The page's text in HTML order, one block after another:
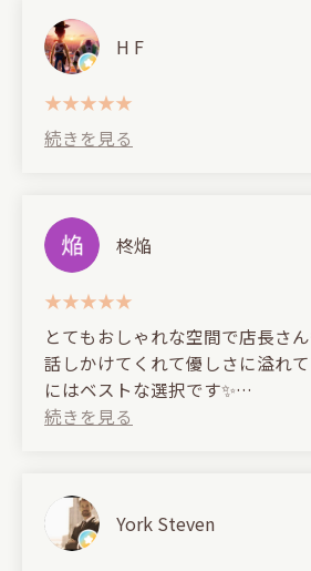
I dropped in late at night.
many people know about it, but
writing a review.
APA Hotel. There's a sign, so
find it easily. Climb the stairs to
and you'll find a shady door.
a super chill space.
They have a wide selection of
long line of bottles on the
while browsing. They also have a
This time I tried Hennessy,
Daiyome.
If you're only interested in the
fine, but if you're looking for
recommend it. There are plenty
Shibuya.
I suddenly remembered so I am
I visited on the recommendation
I ordered two shishas.
One of them had watermelon in
When I visited, I heard that
delicious shisha only work on
It's fine if you're just concerned
atmosphere, but if you're
recommend it. There are many
I haven't seen any friends since
It's a stylish restaurant with a
it the perfect place to take your
someone special.
The staff are very polite and it's
enjoy!
H F
柊焔
とてもおしゃれな空間で店長さ
話しかけてくれて優しさに溢れ
にはベストな選択です✨
friendly and talkative, and full of
it the perfect choice for a second
York Steven